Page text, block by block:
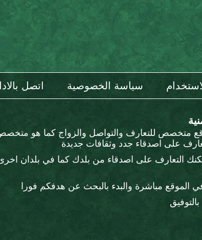
سياسة الخصوصية اتصل
متخصص للتعارف والتواصل والزواج كما هو
على اصدقاء جدد وثقافات جديدة
التعارف على اصدقاء من بلدك كما في بلدان
الموقع مباشرة والبدء بالبحث عن هدفكم فورا